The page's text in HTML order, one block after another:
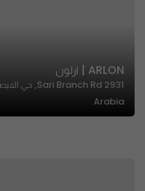
ARLON | ارلون
Arabia